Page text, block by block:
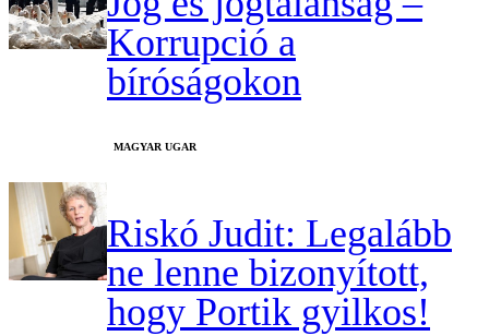
Korrupció a
bíróságokon
MAGYAR UGAR
Riskó Judit: Legalább
ne lenne bizonyított,
hogy Portik gyilkos!